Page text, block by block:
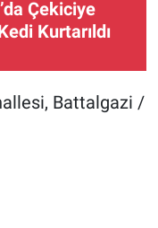
Çekiciye
Kurtarıldı
Battalgazi /